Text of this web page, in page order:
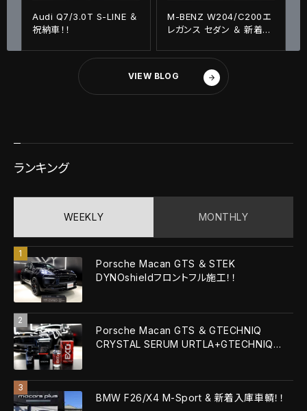
Audi Q7/3.0T S-LINE ＆
祝納車！！
M-BENZ W204/C200エ
レガンス セダン ＆ 新着入
VIEW BLOG
ランキング
WEEKLY MONTHLY
Porsche Macan GTS ＆ STEK
DYNOshieldフロントフル施工！！
Porsche Macan GTS ＆ GTECHNIQ
CRYSTAL SERUM URTLA+GTECHNIQ
BMW F26/X4 M-Sport & 新着入庫車輌！！